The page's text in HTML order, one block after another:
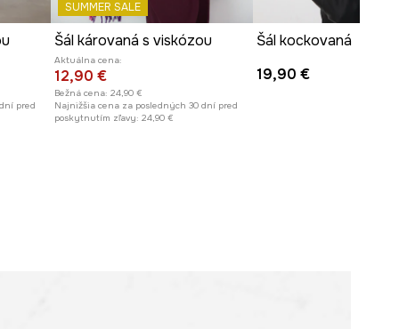
pred
SUMMER SALE
Šál károvaná s viskózou
Aktuálna cena:
12,90 €
Bežná cena: 24,90 €
Najnižšia cena za posledných 30 dní pred
poskytnutím zľavy: 24,90 €
Šál kockovaná
19,90 €